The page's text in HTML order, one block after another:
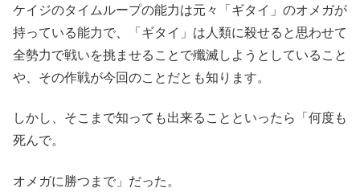
ケイジのタイムループの能力は元々「ギタイ」のオメガが
持っている能力で、「ギタイ」は人類に殺せると思わせて
全勢力で戦いを挑ませることで殲滅しようとしていること
や、その作戦が今回のことだとも知ります。
しかし、そこまで知っても出来ることといったら「何度も
死んで。
オメガに勝つまで」だった。